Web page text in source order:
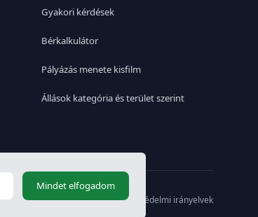
Gyakori kérdések
Bérkalkulátor
Pályázás menete kisfilm
Állások kategória és terület szerint
Switch to English | Adatvédelmi irányelvek
Mindet elfogadom